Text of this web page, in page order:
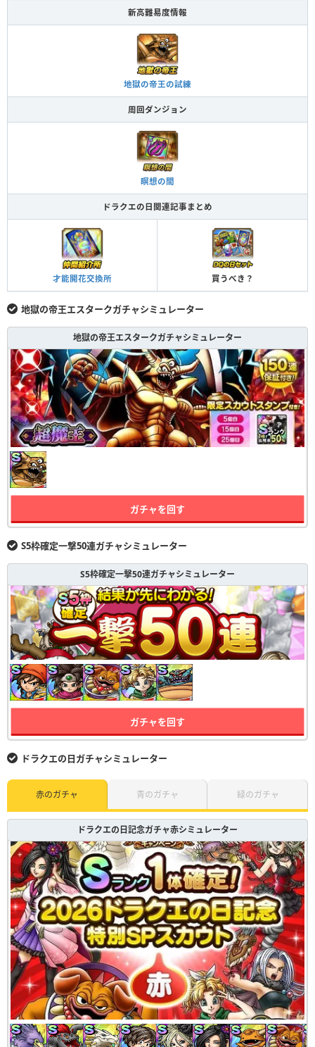
新高難易度情報
地獄の帝王の試練
周回ダンジョン
瞑想の間
ドラクエの日関連記事まとめ
才能開花交換所 買うべき？
地獄の帝王エスタークガチャシミュレーター
地獄の帝王エスタークガチャシミュレーター
ガチャを回す
S5枠確定一撃50連ガチャシミュレーター
S5枠確定一撃50連ガチャシミュレーター
ガチャを回す
ドラクエの日ガチャシミュレーター
赤のガチャ 青のガチャ 緑のガチャ
ドラクエの日記念ガチャ赤シミュレーター